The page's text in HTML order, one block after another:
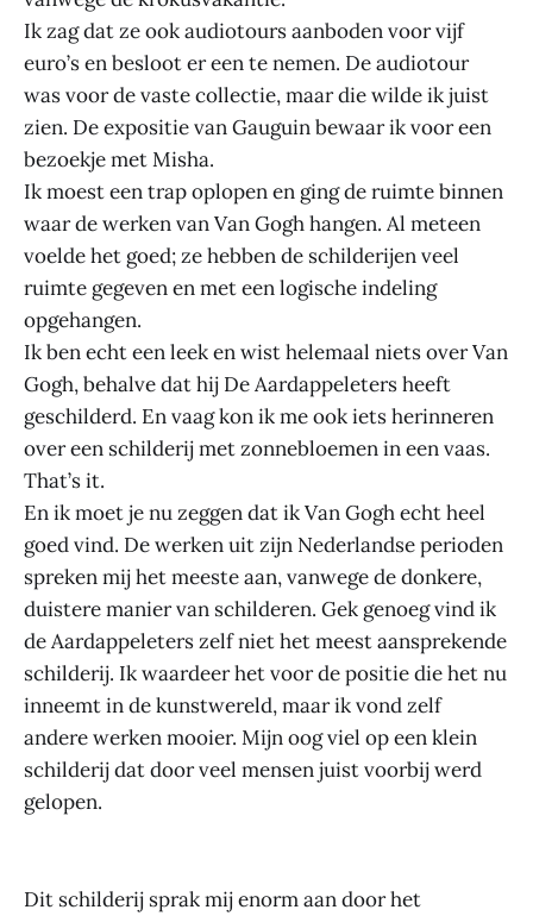
Ik zag dat ze ook audiotours aanboden voor vijf
euro’s en besloot er een te nemen. De audiotour
was voor de vaste collectie, maar die wilde ik juist
zien. De expositie van Gauguin bewaar ik voor een
bezoekje met Misha.
Ik moest een trap oplopen en ging de ruimte binnen
waar de werken van Van Gogh hangen. Al meteen
voelde het goed; ze hebben de schilderijen veel
ruimte gegeven en met een logische indeling
opgehangen.
Ik ben echt een leek en wist helemaal niets over Van
Gogh, behalve dat hij De Aardappeleters heeft
geschilderd. En vaag kon ik me ook iets herinneren
over een schilderij met zonnebloemen in een vaas.
That’s it.
En ik moet je nu zeggen dat ik Van Gogh echt heel
goed vind. De werken uit zijn Nederlandse perioden
spreken mij het meeste aan, vanwege de donkere,
duistere manier van schilderen. Gek genoeg vind ik
de Aardappeleters zelf niet het meest aansprekende
schilderij. Ik waardeer het voor de positie die het nu
inneemt in de kunstwereld, maar ik vond zelf
andere werken mooier. Mijn oog viel op een klein
schilderij dat door veel mensen juist voorbij werd
gelopen.
Dit schilderij sprak mij enorm aan door het